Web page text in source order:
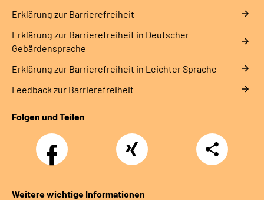
Erklärung zur Barrierefreiheit
Erklärung zur Barrierefreiheit in Deutscher
Gebärdensprache
Erklärung zur Barrierefreiheit in Leichter Sprache
Feedback zur Barrierefreiheit
Folgen und Teilen
Facebook Xing
Teilen
Weitere wichtige Informationen